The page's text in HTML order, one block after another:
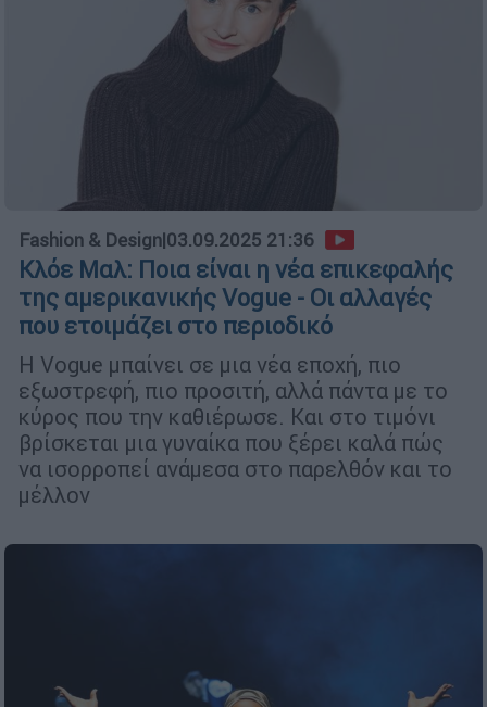
Fashion & Design|03.09.2025 21:36
Κλόε Μαλ: Ποια είναι η νέα επικεφαλής
της αμερικανικής Vogue - Οι αλλαγές
που ετοιμάζει στο περιοδικό
Η Vogue μπαίνει σε μια νέα εποχή, πιο
εξωστρεφή, πιο προσιτή, αλλά πάντα με το
κύρος που την καθιέρωσε. Και στο τιμόνι
βρίσκεται μια γυναίκα που ξέρει καλά πώς
να ισορροπεί ανάμεσα στο παρελθόν και το
μέλλον